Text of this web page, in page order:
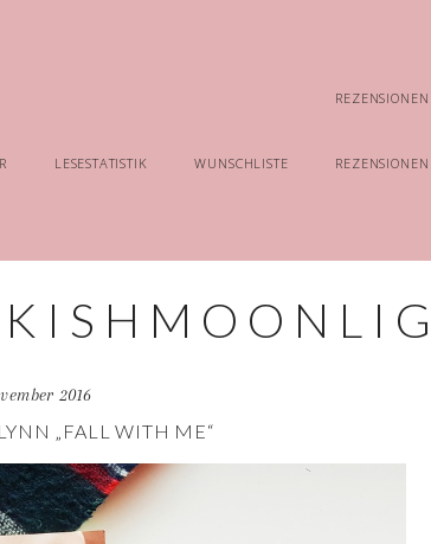
LESESTATISTIK WUNSCHLISTE
REZENSIONEN
2016
„FALL WITH ME“